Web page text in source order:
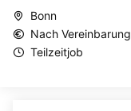
Bonn
Nach Vereinbarung
Teilzeitjob